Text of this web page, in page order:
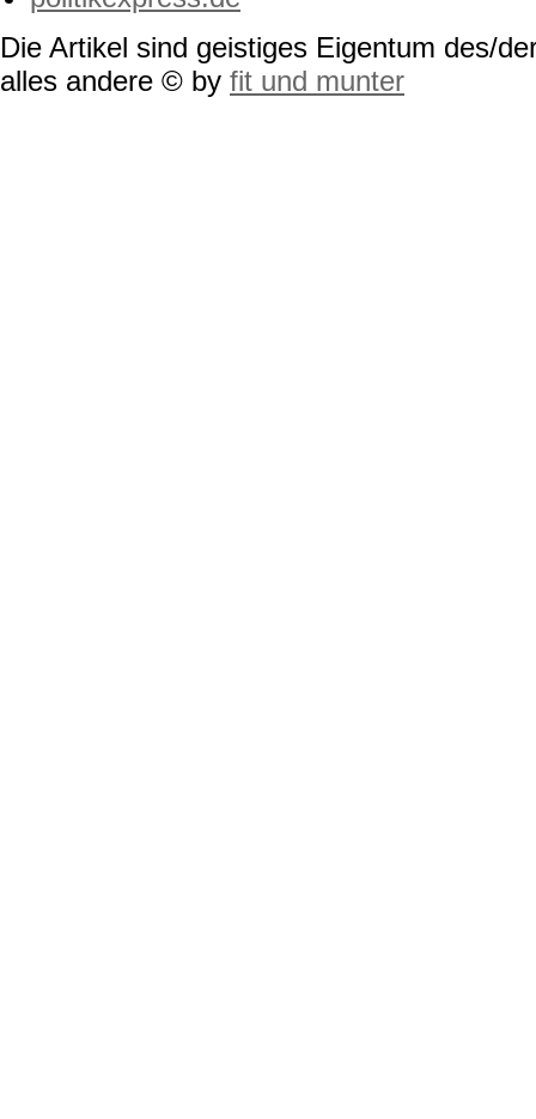
Die Artikel sind geistiges Eigentum des/
alles andere © by fit und munter